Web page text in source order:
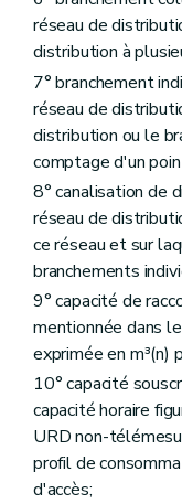
Art. 78
Art. 79
Art. 80
Section
Art. 81
Art. 82
Art. 83
Art. 84
Art. 85
Art. 86
Section
Art. 87
Art. 88
Art. 89
Section
Art. 90
Art. 91
Art. 92
Art. 93
Art. 94
Section
Art. 95
réseau de
distribution à
7° branchement
réseau de
distribution ou le
comptage d'un
8° canalisation de
réseau de
ce réseau et sur
branchements
9° capacité de
mentionnée dans
exprimée en m³(n)
10° capacité
capacité horaire
URD non-
profil de
d'accès;